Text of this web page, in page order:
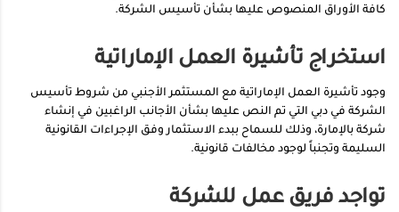
كافة الأوراق المنصوص عليها بشأن تأسيس الشركة.
استخراج تأشيرة العمل الإماراتية
وجود تأشيرة العمل الإماراتية مع المستثمر الأجنبي من شروط تأسيس
الشركة في دبي التي تم النص عليها بشأن الأجانب الراغبين في إنشاء
شركة بالإمارة، وذلك للسماح ببدء الاستثمار وفق الإجراءات القانونية
السليمة وتجنباً لوجود مخالفات قانونية.
تواجد فريق عمل للشركة